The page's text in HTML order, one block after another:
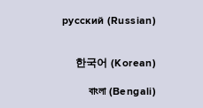
русский (Russian)
한국어 (Korean)
বাংলা (Bengali)